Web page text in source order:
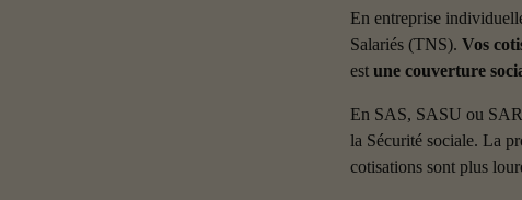
En entreprise
Salariés (TNS). Vos
est une couverture
En SAS, SASU ou
la Sécurité sociale. La
cotisations sont plus